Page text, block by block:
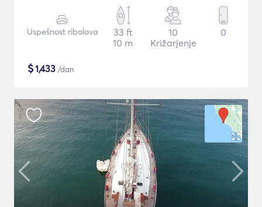
Uspešnost ribolova
33 ft
10 m
10
Križarjenje
0
$1,433 /dan